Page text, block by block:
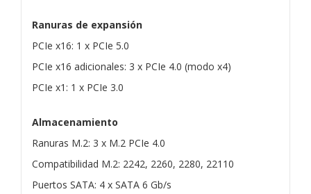
Ranuras de expansión
PCIe x16: 1 x PCIe 5.0
PCIe x16 adicionales: 3 x PCIe 4.0 (modo x4)
PCIe x1: 1 x PCIe 3.0
Almacenamiento
Ranuras M.2: 3 x M.2 PCIe 4.0
Compatibilidad M.2: 2242, 2260, 2280, 22110
Puertos SATA: 4 x SATA 6 Gb/s